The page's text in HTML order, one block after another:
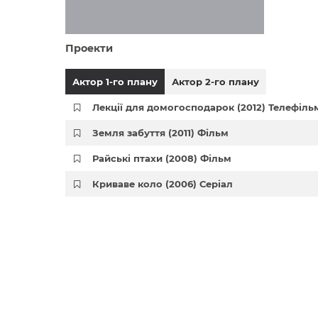
Проекти
Актор 1-го плану Актор 2-го плану
Лекції для домогосподарок (2012)
Земля забуття (2011) Фільм
Райські птахи (2008) Фільм
Криваве коло (2006) Серіал